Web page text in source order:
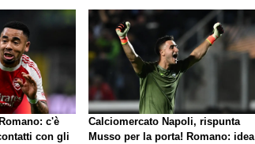
c'è
con gli
Calciomercato Napoli, rispunta
Musso per la porta! Romano: idea